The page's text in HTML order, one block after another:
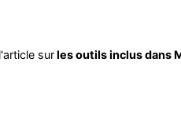
surles outils inclus dans